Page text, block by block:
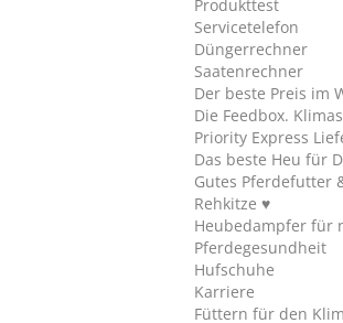
Produkttest
Servicetelefon
Düngerrechner
Saatenrechner
Der beste Preis im
Die Feedbox.
Priority Express
Das beste Heu für
Gutes Pferdefutter
Rehkitze ♥
Heubedampfer für
Pferdegesundheit
Hufschuhe
Karriere
Füttern für den